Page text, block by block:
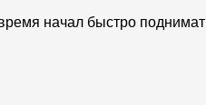
начал быстро